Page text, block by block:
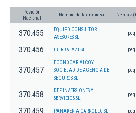
Posición
Nacional
Nombre de la empresa Ventas
370.455
EQUIPO CONSULTOR
ASESORES SL
370.456 IBERDATA21 SL.
370.457
ECONOCAR ALCOY
SOCIEDAD DE AGENCIA DE
SEGUROS SL
370.458
DEF INVERSIONES Y
SERVICIOS SL.
370.459 PANADERIA CARROLLO SL